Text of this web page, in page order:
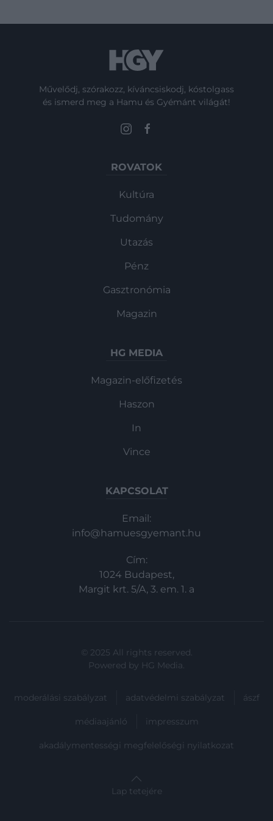
Művelődj, szórakozz, kíváncsiskodj, kóstolgass
és ismerd meg a Hamu és Gyémánt világát!
ROVATOK
Kultúra
Tudomány
Utazás
Pénz
Gasztronómia
Magazin
HG MEDIA
Magazin-előfizetés
Haszon
In
Vince
KAPCSOLAT
Email:
info@hamuesgyemant.hu
Cím:
1024 Budapest,
Margit krt. 5/A, 3. em. 1. a
© 2025 All rights reserved.
Powered by HG Media.
moderálási szabályzat adatvédelmi szabályzat ászf
médiaajánló impresszum
akadálymentességi megfelelőségi nyilatkozat
Lap tetejére